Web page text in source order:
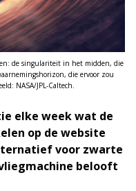
de singulariteit in het midden, die
die ervoor zou
NASA/JPL-Caltech.
elke week wat de
op de website
voor zwarte
belooft